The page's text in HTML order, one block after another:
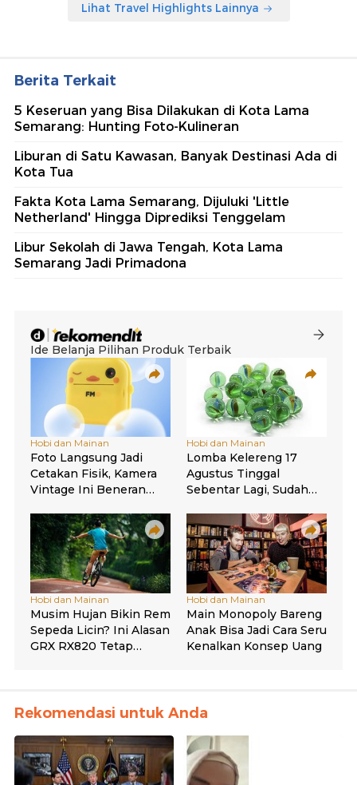
Lihat Travel Highlights Lainnya
Berita Terkait
5 Keseruan yang Bisa Dilakukan di Kota Lama
Semarang: Hunting Foto-Kulineran
Liburan di Satu Kawasan, Banyak Destinasi Ada di
Kota Tua
Fakta Kota Lama Semarang, Dijuluki 'Little
Netherland' Hingga Diprediksi Tenggelam
Libur Sekolah di Jawa Tengah, Kota Lama
Semarang Jadi Primadona
Rekomendasi untuk Anda